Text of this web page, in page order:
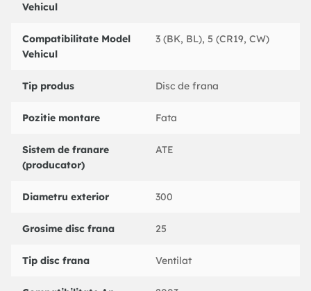
Diametru interior [mm] : 140
Cod MAPP disponibil :
An fabricatie pana la : 05/2009
Coduri echivalente:
MAZDA : BP6Y3325XD
MAZDA : C26Y3325XB
BOSCH : 0986479183
BREMBO : 09946820
DELPHI : BG3928
FERODO : DDF1312
Vehicul
Compatibilitate Model
Vehicul
3 (BK, BL), 5 (CR19, CW)
Tip produs Disc de frana
Pozitie montare Fata
Sistem de franare
(producator)
ATE
Diametru exterior 300
Grosime disc frana 25
Tip disc frana Ventilat